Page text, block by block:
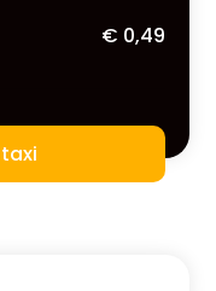
€ 0,49